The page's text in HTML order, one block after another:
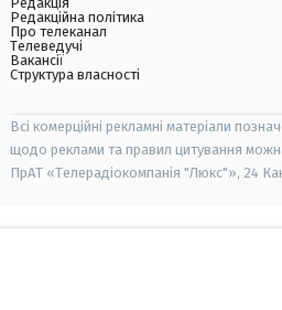
Редакційна політика
Про телеканал
Телеведучі
Вакансії
Структура власності
Всі комерційні рекламні матеріали
щодо реклами та правил цитування
ПрАТ «Телерадіокомпанія "Люкс"», 24